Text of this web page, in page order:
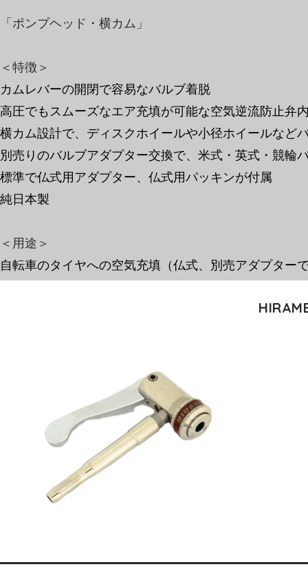
「ポンプヘッド・横カム」
＜特徴＞
カムレバーの開閉で容易なバルブ着脱
高圧でもスムーズなエア充填が可能な空気逆流防止弁
横カム設計で、ディスクホイールや小径ホイールなど
別売りのバルブアダプター交換で、米式・英式・競輪
標準で仏式用アダプター、仏式用パッキンが付属
純日本製
​＜用途＞
自転車のタイヤへの空気充填（仏式、別売アダプター